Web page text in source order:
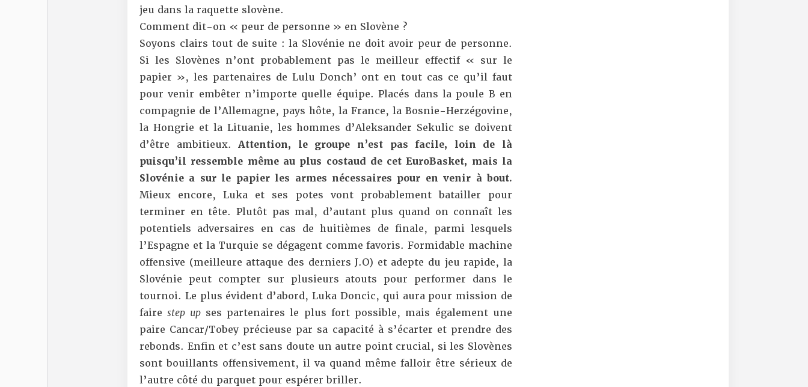
jeu dans la raquette slovène.
Comment dit-on « peur de personne » en Slovène ?
Soyons clairs tout de suite : la Slovénie ne doit avoir peur de personne.
Si les Slovènes n’ont probablement pas le meilleur effectif « sur le
papier », les partenaires de Lulu Donch’ ont en tout cas ce qu’il faut
pour venir embêter n’importe quelle équipe. Placés dans la poule B en
compagnie de l’Allemagne, pays hôte, la France, la Bosnie-Herzégovine,
la Hongrie et la Lituanie, les hommes d’Aleksander Sekulic se doivent
d’être ambitieux.Attention, le groupe n’est pas facile, loin de là
puisqu’il ressemble même au plus costaud de cet EuroBasket, mais la
Slovénie a sur le papier les armes nécessaires pour en venir à bout.
Mieux encore, Luka et ses potes vont probablement batailler pour
terminer en tête. Plutôt pas mal, d’autant plus quand on connaît les
potentiels adversaires en cas de huitièmes de finale, parmi lesquels
l’Espagne et la Turquie se dégagent comme favoris. Formidable machine
offensive (meilleure attaque des derniers J.O) et adepte du jeu rapide, la
Slovénie peut compter sur plusieurs atouts pour performer dans le
tournoi. Le plus évident d’abord, Luka Doncic, qui aura pour mission de
fairestep upses partenaires le plus fort possible, mais également une
paire Cancar/Tobey précieuse par sa capacité à s’écarter et prendre des
rebonds. Enfin et c’est sans doute un autre point crucial, si les Slovènes
sont bouillants offensivement, il va quand même falloir être sérieux de
l’autre côté du parquet pour espérer briller.